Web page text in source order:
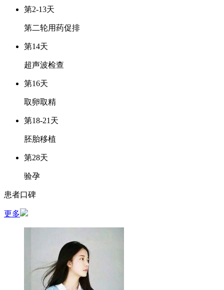
第2-13天
第二轮用药促排
第14天
超声波检查
第16天
取卵取精
第18-21天
胚胎移植
第28天
验孕
患者口碑
更多